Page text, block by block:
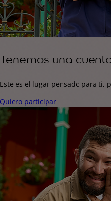
Tenemos una
Este es el lugar pensado para ti,
Quiero participar